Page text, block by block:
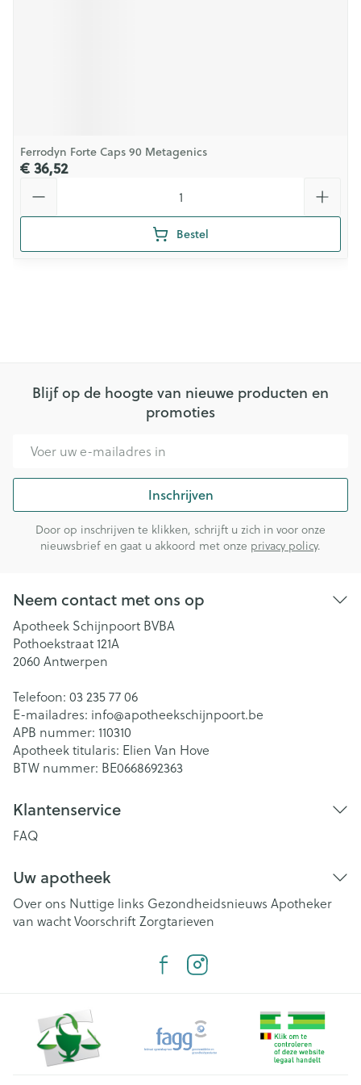
Ferrodyn Forte Caps 90 Metagenics
€ 36,52
Bestel
Blijf op de hoogte van nieuwe producten en
promoties
Inschrijven
Door op inschrijven te klikken, schrijft u zich in voor onze
nieuwsbrief en gaat u akkoord met onze privacy policy.
Neem contact met ons op
Apotheek Schijnpoort BVBA
Pothoekstraat 121A
2060 Antwerpen
Telefoon: 03 235 77 06
E-mailadres: info@apotheekschijnpoort.be
APB nummer: 110310
Apotheek titularis: Elien Van Hove
BTW nummer: BE0668692363
Klantenservice
FAQ
Uw apotheek
Over ons Nuttige links Gezondheidsnieuws Apotheker
van wachtVoorschriftZorgtarieven